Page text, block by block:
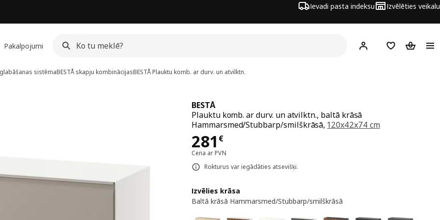
Ievadi pasta indeksu Izvēlēties veikalu
Pakalpojumi Hej! Pierakstīties
PirkumuPirkumu
sistēmaBESTÅ skapju kombinācijasBESTÅPlauktu komb. ar durv. un atvilktn.
BESTÅ
Plauktu komb. ar durv. un atvilktn., baltā krāsā
Hammarsmed/Stubbarp/smilškrāsā, 120x42x74 cm
281 €
Cena 281€
Cena ar PVN
Rokturus var iegādāties atsevišķi.
Izvēlies krāsa
Baltā krāsā Hammarsmed/Stubbarp/smilškrāsā